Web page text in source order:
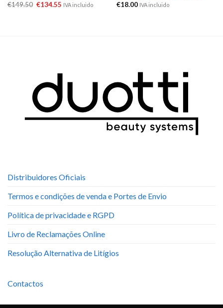
€149.50 €134.55 IVA incluido
€18.00 IVA incluido
Distribuidores Oficiais
Termos e condições de venda e Portes de Envio
Política de privacidade e RGPD
Livro de Reclamações Online
Resolução Alternativa de Litígios
Contactos